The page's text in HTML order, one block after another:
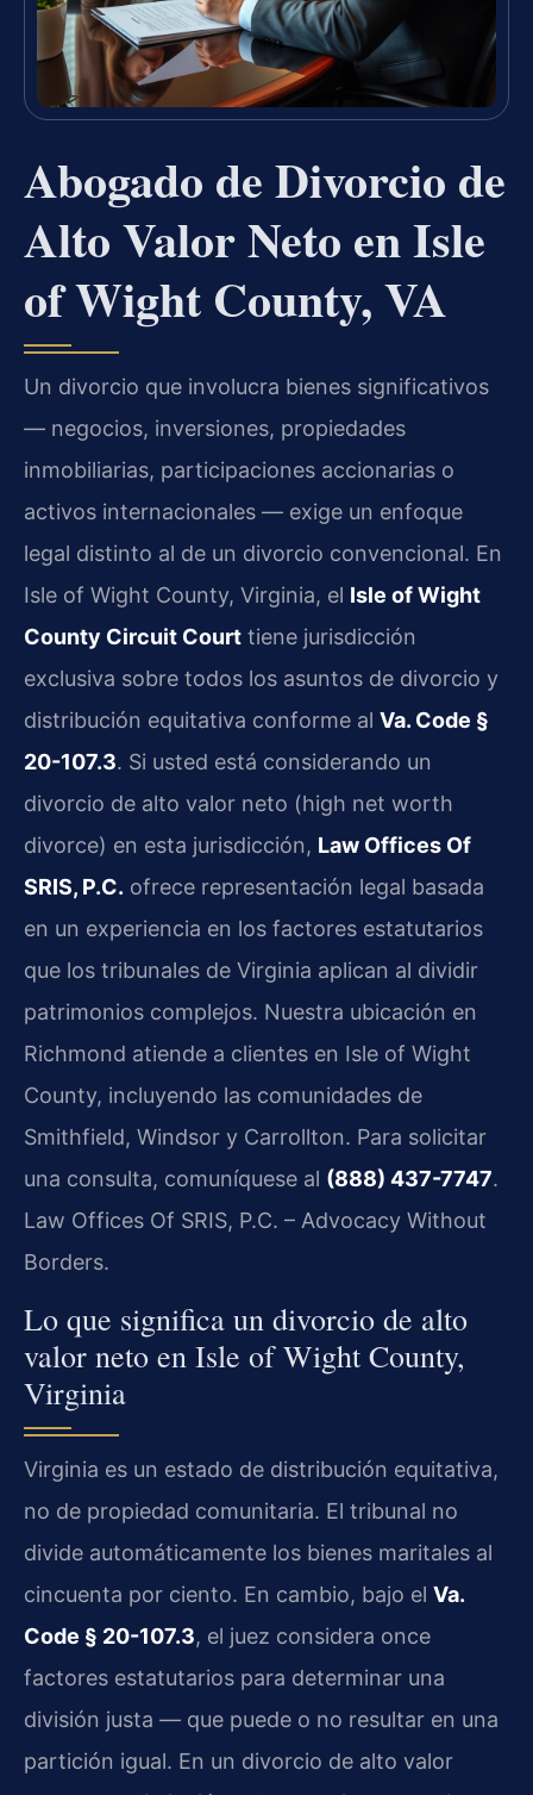
Abogado de Divorcio de
Alto Valor Neto en Isle
of Wight County, VA
Un divorcio que involucra bienes significativos
— negocios, inversiones, propiedades
inmobiliarias, participaciones accionarias o
activos internacionales — exige un enfoque
legal distinto al de un divorcio convencional. En
Isle of Wight County, Virginia, el Isle of Wight
County Circuit Court tiene jurisdicción
exclusiva sobre todos los asuntos de divorcio y
distribución equitativa conforme al Va. Code §
20-107.3. Si usted está considerando un
divorcio de alto valor neto (high net worth
divorce) en esta jurisdicción, Law Offices Of
SRIS, P.C. ofrece representación legal basada
en un experiencia en los factores estatutarios
que los tribunales de Virginia aplican al dividir
patrimonios complejos. Nuestra ubicación en
Richmond atiende a clientes en Isle of Wight
County, incluyendo las comunidades de
Smithfield, Windsor y Carrollton. Para solicitar
una consulta, comuníquese al (888) 437-7747.
Law Offices Of SRIS, P.C. – Advocacy Without
Borders.
Lo que significa un divorcio de alto
valor neto en Isle of Wight County,
Virginia
Virginia es un estado de distribución equitativa,
no de propiedad comunitaria. El tribunal no
divide automáticamente los bienes maritales al
cincuenta por ciento. En cambio, bajo el Va.
Code § 20-107.3, el juez considera once
factores estatutarios para determinar una
división justa — que puede o no resultar en una
partición igual. En un divorcio de alto valor